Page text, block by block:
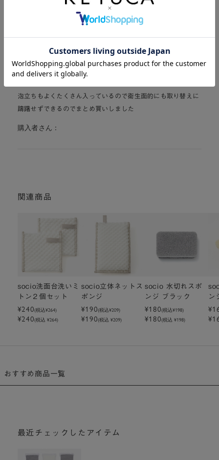
シンプルな色味でキッチンにも合うので、とてもお気に入りで
4
泡立ちもよくたくさん入っているので衛生面的にも取り替えに
躊躇せずできるのでまとめ買いしました
購入者さん：
関連商品
socio洗面台洗いミ
トン２個セット
¥240(税込¥264)
¥240(税込 ¥264)
socio立体ネットス
ポンジ
¥190(税込¥209)
¥190(税込 ¥209)
socio 水切れスポ
ンジ ブラック
¥180(税込¥198)
¥180(税込 ¥198)
ン
おすすめ商品一覧
最近チェックしたアイテム